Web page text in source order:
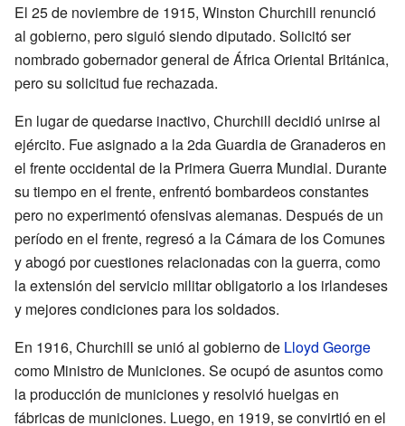
El 25 de noviembre de 1915, Winston Churchill renunció
al gobierno, pero siguió siendo diputado. Solicitó ser
nombrado gobernador general de África Oriental Británica,
pero su solicitud fue rechazada.
En lugar de quedarse inactivo, Churchill decidió unirse al
ejército. Fue asignado a la 2da Guardia de Granaderos en
el frente occidental de la Primera Guerra Mundial. Durante
su tiempo en el frente, enfrentó bombardeos constantes
pero no experimentó ofensivas alemanas. Después de un
período en el frente, regresó a la Cámara de los Comunes
y abogó por cuestiones relacionadas con la guerra, como
la extensión del servicio militar obligatorio a los irlandeses
y mejores condiciones para los soldados.
En 1916, Churchill se unió al gobierno de Lloyd George
como Ministro de Municiones. Se ocupó de asuntos como
la producción de municiones y resolvió huelgas en
fábricas de municiones. Luego, en 1919, se convirtió en el